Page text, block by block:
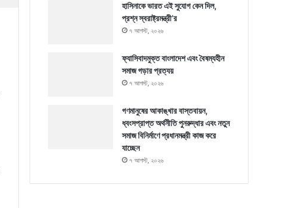
হাসিনাকে ভারত এই সুযোগ কেন দিল,
প্রশ্ন স্বরাষ্ট্রমন্ত্রী’র
৭ আগস্ট, ২০২৬
ফ্যাসিবাদমুক্ত বাংলাদেশ এবং বৈষম্যহীন
সমাজ গড়ার প্রত্যয়
৭ আগস্ট, ২০২৬
গণমানুষের আকাঙ্খার বাস্তবায়ন,
ধ্বংসপ্রাপ্ত অর্থনীতি পুনরুদ্ধার এবং নতুন
সমাজ বিনির্মাণে প্রধানমন্ত্রী কাজ করে
যাচ্ছেন
৭ আগস্ট, ২০২৬